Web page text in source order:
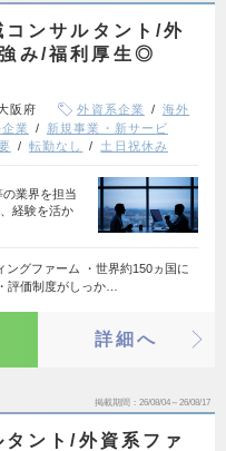
ンサルタント/外
み/福利厚生◎
阪府 外資系企業
海外
業
新規事業・新サービ
転勤なし 土日祝休み
の業界を担当
経験を活か
ングファーム ・世界約150ヵ国に
評価制度がしっか…
詳細へ
掲載期間 26/08/04～26/08/17
ント/外資系ファ